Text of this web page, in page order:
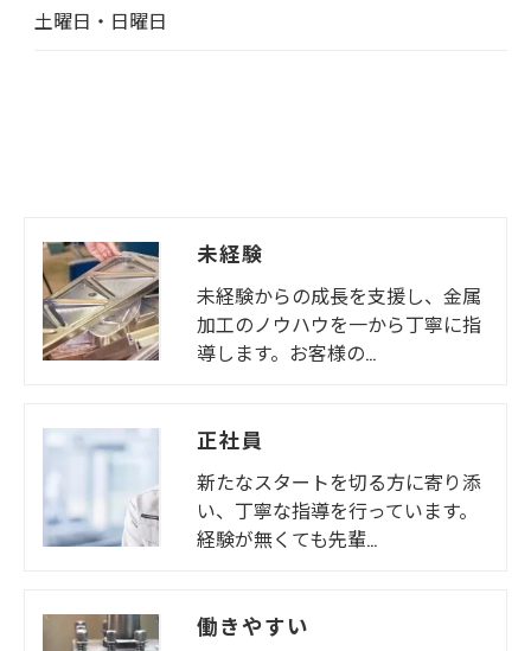
土曜日・日曜日
未経験
未経験からの成長を支援し、金属
加工のノウハウを一から丁寧に指
導します。お客様の…
正社員
新たなスタートを切る方に寄り添
い、丁寧な指導を行っています。
経験が無くても先輩…
働きやすい